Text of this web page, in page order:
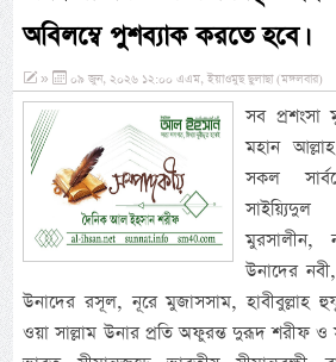
অবিলম্বে পুশব্যাক করতে হবে।
» ০৯ জুন, ২০২৬ ১২:০০ এএম, ইয়াওমুছ ছুলাছা (মঙ্গলবার)
সব প্রশংসা
মহান
সকল
মুরসালীন,
উনাদের
উনাদের রসূল, নূরে মুজাসসাম, হাবীবুল্লাহ
ওয়া সাল্লাম উনার প্রতি অফুরন্ত দুরূদ শরীফ ও